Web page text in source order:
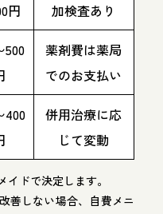
円
加検査あり
500
薬剤費は薬局
でのお支払い
400
併用治療に応
じて変動
ドで決定します。
善しない場合、自費メニ